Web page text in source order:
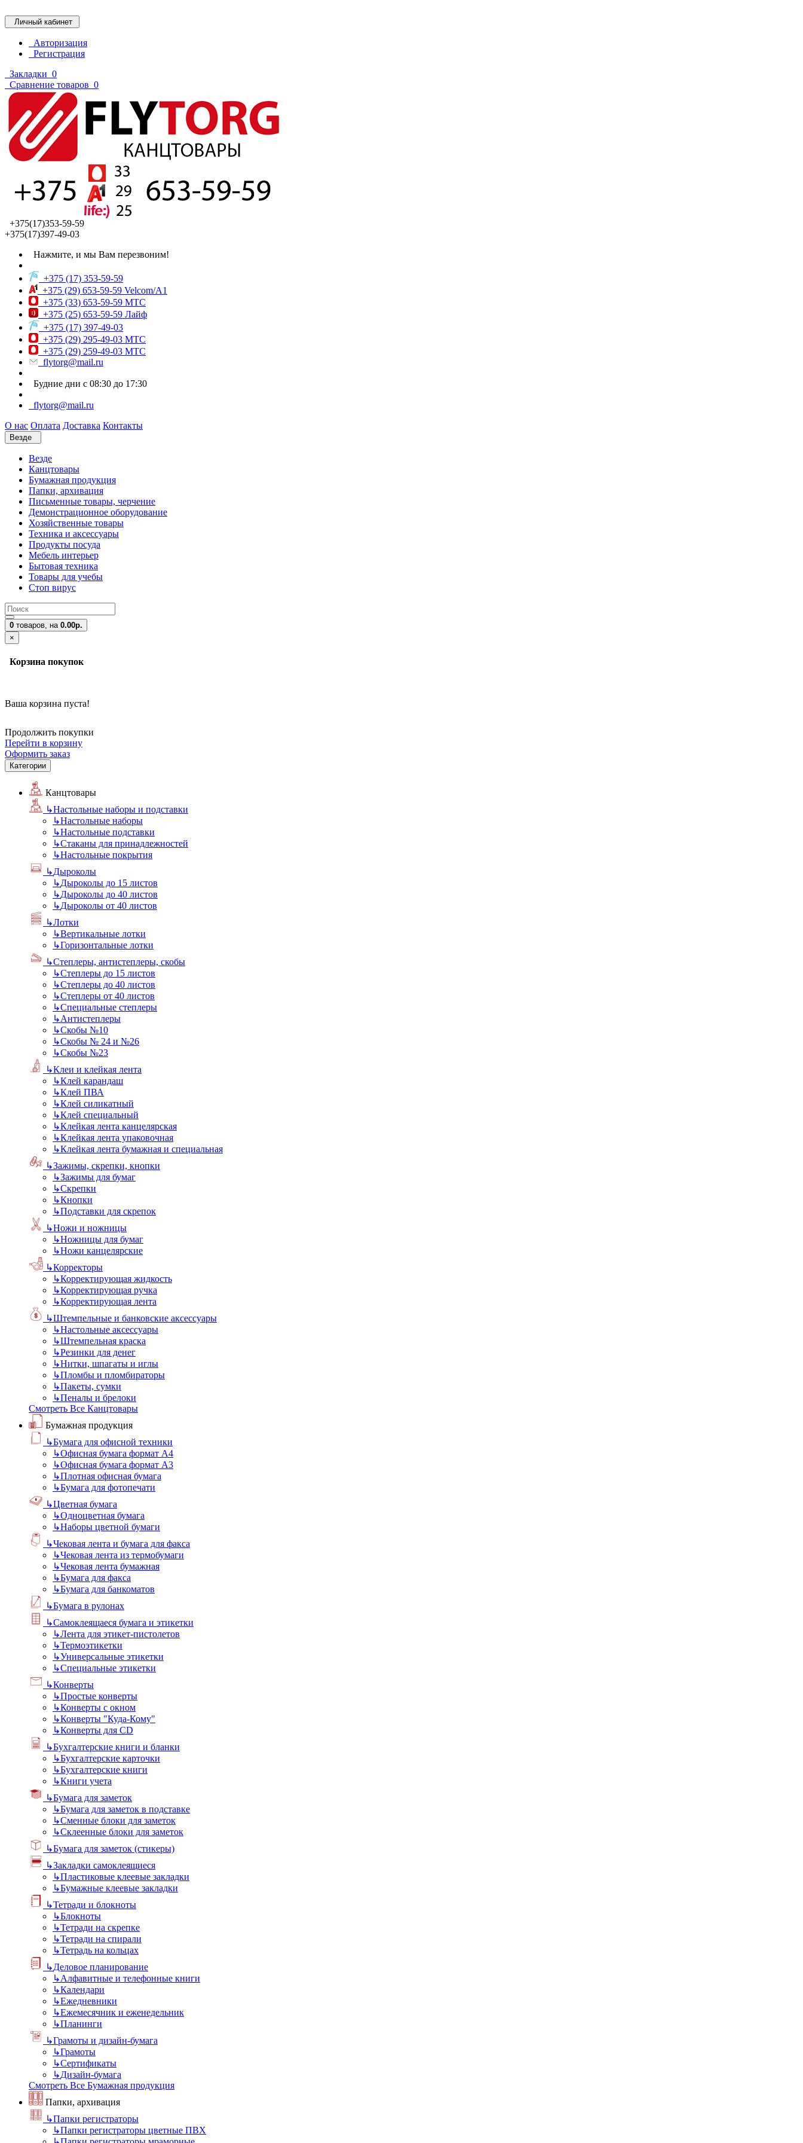
Личный кабинет
Авторизация
Регистрация
Закладки 0
Сравнение товаров 0
+375(17)353-59-59
+375(17)397-49-03
Нажмите, и мы Вам перезвоним!
+375 (17) 353-59-59
+375 (29) 653-59-59 Velcom/A1
+375 (33) 653-59-59 МТС
+375 (25) 653-59-59 Лайф
+375 (17) 397-49-03
+375 (29) 295-49-03 МТС
+375 (29) 259-49-03 МТС
flytorg@mail.ru
Будние дни с 08:30 до 17:30
flytorg@mail.ru
О нас Оплата Доставка Контакты
Везде
Везде
Канцтовары
Бумажная продукция
Папки, архивация
Письменные товары, черчение
Демонстрационное оборудование
Хозяйственные товары
Техника и аксессуары
Продукты посуда
Мебель интерьер
Бытовая техника
Товары для учебы
Стоп вирус
0 товаров, на 0.00р.
×
Корзина покупок
Ваша корзина пуста!
Продолжить покупки
Перейти в корзину
Оформить заказ
Категории
Канцтовары
↳Настольные наборы и подставки
↳Настольные наборы
↳Настольные подставки
↳Стаканы для принадлежностей
↳Настольные покрытия
↳Дыроколы
↳Дыроколы до 15 листов
↳Дыроколы до 40 листов
↳Дыроколы от 40 листов
↳Лотки
↳Вертикальные лотки
↳Горизонтальные лотки
↳Степлеры, антистеплеры, скобы
↳Степлеры до 15 листов
↳Степлеры до 40 листов
↳Степлеры от 40 листов
↳Специальные степлеры
↳Антистеплеры
↳Скобы №10
↳Скобы № 24 и №26
↳Скобы №23
↳Клеи и клейкая лента
↳Клей карандаш
↳Клей ПВА
↳Клей силикатный
↳Клей специальный
↳Клейкая лента канцелярская
↳Клейкая лента упаковочная
↳Клейкая лента бумажная и специальная
↳Зажимы, скрепки, кнопки
↳Зажимы для бумаг
↳Скрепки
↳Кнопки
↳Подставки для скрепок
↳Ножи и ножницы
↳Ножницы для бумаг
↳Ножи канцелярские
↳Корректоры
↳Корректирующая жидкость
↳Корректирующая ручка
↳Корректирующая лента
↳Штемпельные и банковские аксессуары
↳Настольные аксессуары
↳Штемпельная краска
↳Резинки для денег
↳Нитки, шпагаты и иглы
↳Пломбы и пломбираторы
↳Пакеты, сумки
↳Пеналы и брелоки
Смотреть Все Канцтовары
Бумажная продукция
↳Бумага для офисной техники
↳Офисная бумага формат А4
↳Офисная бумага формат А3
↳Плотная офисная бумага
↳Бумага для фотопечати
↳Цветная бумага
↳Одноцветная бумага
↳Наборы цветной бумаги
↳Чековая лента и бумага для факса
↳Чековая лента из термобумаги
↳Чековая лента бумажная
↳Бумага для факса
↳Бумага для банкоматов
↳Бумага в рулонах
↳Самоклеящаеся бумага и этикетки
↳Лента для этикет-пистолетов
↳Термоэтикетки
↳Универсальные этикетки
↳Специальные этикетки
↳Конверты
↳Простые конверты
↳Конверты с окном
↳Конверты "Куда-Кому"
↳Конверты для CD
↳Бухгалтерские книги и бланки
↳Бухгалтерские карточки
↳Бухгалтерские книги
↳Книги учета
↳Бумага для заметок
↳Бумага для заметок в подставке
↳Сменные блоки для заметок
↳Склеенные блоки для заметок
↳Бумага для заметок (стикеры)
↳Закладки самоклеящиеся
↳Пластиковые клеевые закладки
↳Бумажные клеевые закладки
↳Тетради и блокноты
↳Блокноты
↳Тетради на скрепке
↳Тетради на спирали
↳Тетрадь на кольцах
↳Деловое планирование
↳Алфавитные и телефонные книги
↳Календари
↳Ежедневники
↳Ежемесячник и еженедельник
↳Планинги
↳Грамоты и дизайн-бумага
↳Грамоты
↳Сертификаты
↳Дизайн-бумага
Смотреть Все Бумажная продукция
Папки, архивация
↳Папки регистраторы
↳Папки регистраторы цветные ПВХ